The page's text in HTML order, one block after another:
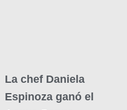
La chef Daniela
Espinoza ganó el